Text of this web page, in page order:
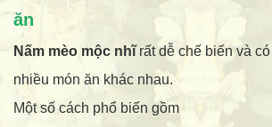
ăn
Nấm mèo mộc nhĩrất dễ chế biến và
nhiều món ăn khác nhau.
Một số cách phổ biến gồm